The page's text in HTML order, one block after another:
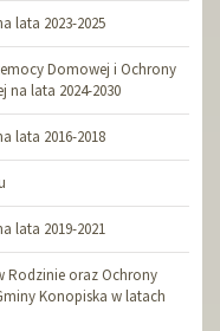
lata 2023-2025
Domowej i Ochrony
na lata 2024-2030
lata 2016-2018
lata 2019-2021
Rodzinie oraz Ochrony
Konopiska w latach